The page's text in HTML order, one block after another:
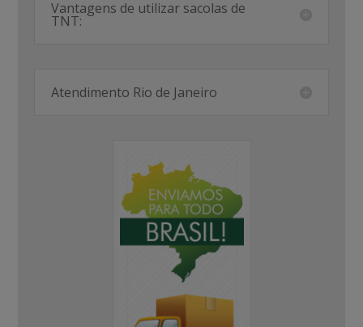
Vantagens de utilizar sacolas de
TNT:
Atendimento Rio de Janeiro